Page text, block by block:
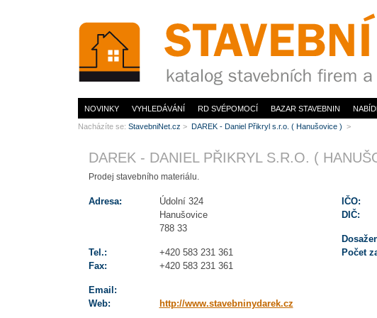
DAREK - DANIEL PŘIKRYL S.R.O. (
Prodej stavebního materiálu.
Adresa:
Údolní 324
Hanušovice
788 33
Tel.:
+420 583 231 361
Fax:
+420 583 231 361
Email:
Web:
http://www.stavebninydarek.cz
IČO:
DIČ:
Počet
NOVINKY VYHLEDÁVÁNÍ RD SVÉPOMOCÍ BAZAR STAVEBNIN
Nacházíte se: StavebniNet.cz > DAREK - Daniel Přikryl s.r.o. ( Hanušovice ) >